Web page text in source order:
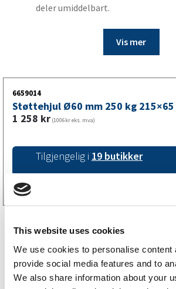
This website uses cookies
We use cookies to personalise content
provide social media features and to
We also share information about your
deler umiddelbart.
Vis mer
6659014
Støttehjul Ø60 mm 250 kg 215×65
1 258 kr (1006kr eks. mva)
Tilgjengelig i 19 butikker